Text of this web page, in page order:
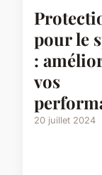
pour le
:
vos
20 juillet 2024